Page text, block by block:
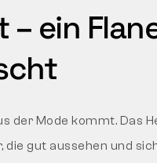
– ein
der Mode kommt. Das
die gut aussehen und